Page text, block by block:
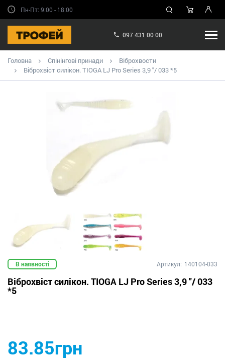
Пн-Пт: 9:00 - 18:00
097 431 00 00
Головна Спінінгові принади
Віброхвости
Віброхвіст силікон. TIOGA LJ Pro Series 3,9 "/ 033 *5
В наявності Артикул: 140104-033
Віброхвіст силікон. TIOGA LJ Pro Series 3,9 "/ 033
*5
83.85грн